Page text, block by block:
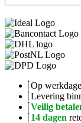
Op
Levering
Veilig
14 dagen